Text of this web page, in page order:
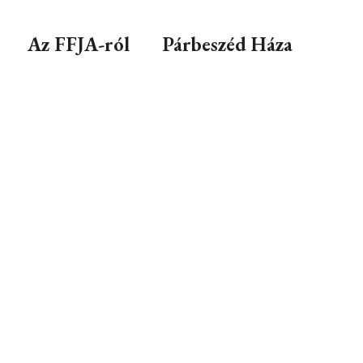
Az FFJA-ról Párbeszéd Háza